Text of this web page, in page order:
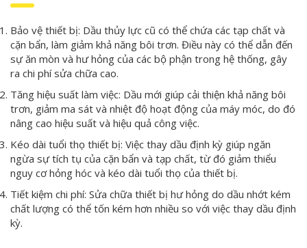
Bảo vệ thiết bị: Dầu thủy lực cũ có thể chứa các tạp chất và
cặn bẩn, làm giảm khả năng bôi trơn. Điều này có thể dẫn đến
sự ăn mòn và hư hỏng của các bộ phận trong hệ thống, gây
ra chi phí sửa chữa cao.
Tăng hiệu suất làm việc: Dầu mới giúp cải thiện khả năng bôi
trơn, giảm ma sát và nhiệt độ hoạt động của máy móc, do đó
nâng cao hiệu suất và hiệu quả công việc.
Kéo dài tuổi thọ thiết bị: Việc thay dầu định kỳ giúp ngăn
ngừa sự tích tụ của cặn bẩn và tạp chất, từ đó giảm thiểu
nguy cơ hỏng hóc và kéo dài tuổi thọ của thiết bị.
Tiết kiệm chi phí: Sửa chữa thiết bị hư hỏng do dầu nhớt kém
chất lượng có thể tốn kém hơn nhiều so với việc thay dầu định
kỳ.